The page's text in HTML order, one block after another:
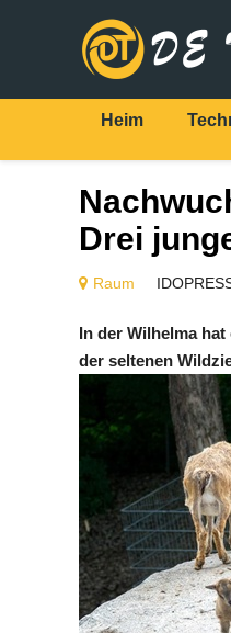
Heim
Drei
Raum
In der Wilhelma
der seltenen